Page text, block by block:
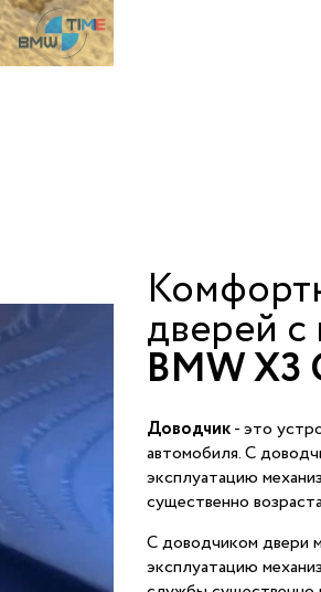
дверей
BMW X3
Доводчик- это
автомобиля. С
эксплуатацию
существенно
С доводчиком двери
эксплуатацию